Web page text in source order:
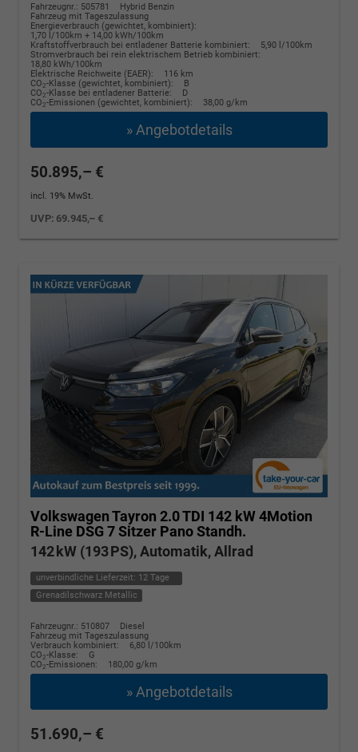
Fahrzeugnr.: 505781
Hybrid Benzin
Fahrzeug mit Tageszulassung
Energieverbrauch (gewichtet, kombiniert):
1,70 l/100km + 14,00 kWh/100km
Kraftstoffverbrauch bei entladener Batterie kombiniert:
5,90 l/100km
Stromverbrauch bei rein elektrischem Betrieb kombiniert:
18,80 kWh/100km
Elektrische Reichweite (EAER):
116 km
CO2-Klasse (gewichtet, kombiniert):
B
CO2-Klasse bei entladener Batterie:
D
CO2-Emissionen (gewichtet, kombiniert): 38,00 g/km
» Angebotdetails
50.895,– €
incl. 19% MwSt.
UVP: 69.945,– €
Volkswagen Tayron 2.0 TDI 142 kW 4Motion
R-Line DSG 7 Sitzer Pano Standh.
142 kW (193 PS), Automatik, Allrad
unverbindliche Lieferzeit: 12 Tage
Grenadilschwarz Metallic
Fahrzeugnr.: 510807
Diesel
Fahrzeug mit Tageszulassung
Verbrauch kombiniert:
6,80 l/100km
CO2-Klasse:
G
CO2-Emissionen: 180,00 g/km
» Angebotdetails
51.690,– €